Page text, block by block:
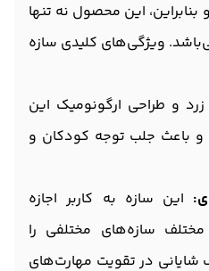
این محصول نه تنها
ویژگی‌های کلیدی سازه
و طراحی ارگونومیک این
و باعث جلب توجه کودکان و
این سازه به کاربر اجازه
سازه‌های مختلفی را
شایانی در تقویت مهارت‌های